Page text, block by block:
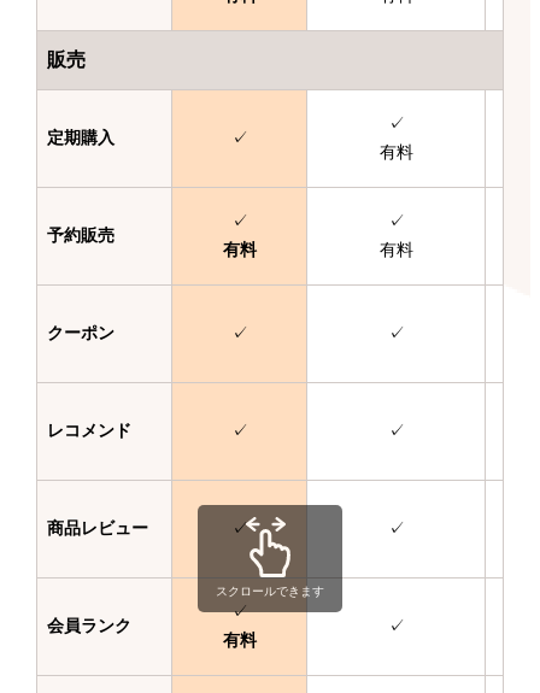
販売
定期購入 ✓
✓
有料
予約販売
✓
有料
✓
有料
クーポン ✓ ✓
レコメンド ✓ ✓
商品レビュー ✓ ✓
会員ランク
✓
有料
✓
スクロールできます